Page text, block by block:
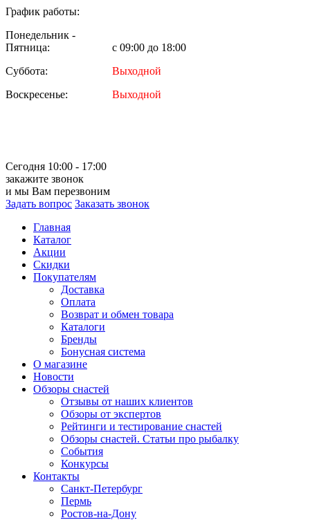
График работы:
Понедельник -
Пятница:
с 09:00 до 18:00
Суббота:
Выходной
Воскресенье:
Выходной
Сегодня 10:00 - 17:00
закажите звонок
и мы Вам перезвоним
Задать вопрос Заказать звонок
Главная
Каталог
Акции
Скидки
Покупателям
Доставка
Оплата
Возврат и обмен товара
Каталоги
Бренды
Бонусная система
О магазине
Новости
Обзоры снастей
Отзывы от наших клиентов
Обзоры от экспертов
Рейтинги и тестирование снастей
Обзоры снастей. Статьи про рыбалку
События
Конкурсы
Контакты
Санкт-Петербург
Пермь
Ростов-на-Дону